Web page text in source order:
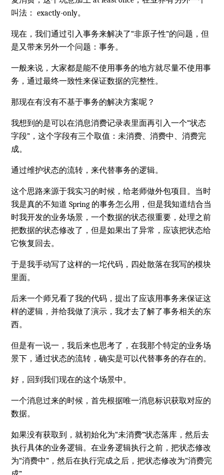
叫法： exactly-only。
现在，我们通过引入事务来解决了“非原子性”的问题，但
是又带来另外一个问题：事务。
一般来说，大家都是能不使用事务的地方就尽量不使用事
务，通过最终一致性来保证数据的完整性。
那现在有没有不基于事务的解决方案呢？
我想到的是可以在消息消费记录表里面再引入一个“状态
字段”，这个字段有三个取值：未消费、消费中、消费完
成。
通过维护状态的流转，来代替事务的逻辑。
这个思路来源于我实习的时候，给老师做外包项目。当时
我是真的不知道 Spring 的事务怎么用，但是我知道结合当
时我开发的业务场景，一个数据的状态很重要，处理之前
把数据的状态修改了，但是如果出了异常，应该把状态给
它恢复回去。
于是我手动写了这样的一坨代码，四处散落在我写的模块
里面。
后来一个师兄看了我的代码，提出了应该用事务来保证这
样的逻辑，并给我做了演示，我才去了解了事务相关的东
西。
但是有一说一，我后来也思考了，在我那个特定的业务场
景下，通过状态的流转，确实是可以代替事务的存在的。
好，回到我们现在的这个场景中。
一个消息过来的时候，首先根据唯一消息标识获取对应的
数据。
如果没有获取到，就初始化为“未消费”状态落库，然后去
执行具体的业务逻辑。在业务逻辑执行之前，把状态修改
为“消费中”，然后在执行完成之后，把状态修改为“消费完